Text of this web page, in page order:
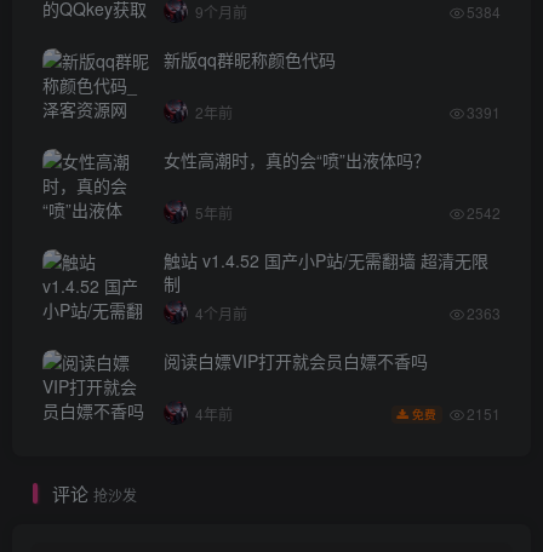
9个月前 5384
新版qq群昵称颜色代码
2年前 3391
女性高潮时，真的会“喷”出液体吗？
5年前 2542
触站 v1.4.52 国产小P站/无需翻墙 超清无限
制
4个月前 2363
阅读白嫖VIP打开就会员白嫖不香吗
4年前 免费 2151
评论 抢沙发